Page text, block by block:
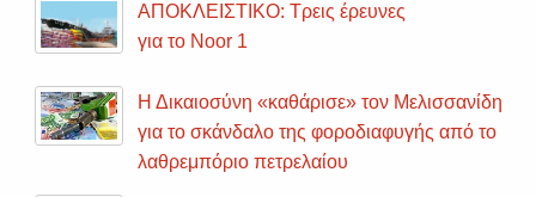
ΑΠΟΚΛΕΙΣΤΙΚΟ: Τρεις έρευνες
για το Noor 1
Η Δικαιοσύνη «καθάρισε» τον Μελισσανίδη
για το σκάνδαλο της φοροδιαφυγής από το
λαθρεμπόριο πετρελαίου